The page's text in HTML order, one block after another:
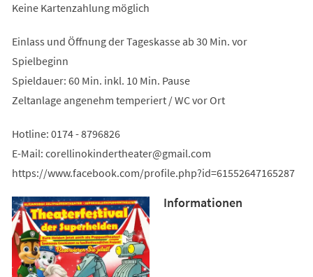
Keine Kartenzahlung möglich
Einlass und Öffnung der Tageskasse ab 30 Min. vor
Spielbeginn
Spieldauer: 60 Min. inkl. 10 Min. Pause
Zeltanlage angenehm temperiert / WC vor Ort
Hotline: 0174 - 8796826
E-Mail: corellinokindertheater gmail com
https://www.facebook.com/profile.php?id=61552647165287
Informationen